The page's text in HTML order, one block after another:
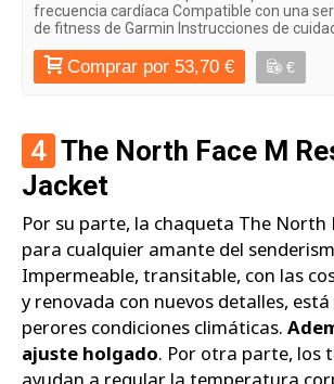
frecuencia cardíaca Compatible con una
de fitness de Garmin Instrucciones de
Comprar por 53,70 € €
4 The North Face M
Jacket
Por su parte, la chaqueta The North
para cualquier amante del
Impermeable, transitable, con las
y renovada con nuevos detalles,
perores condiciones climáticas.
ajuste holgado. Por otra parte, los